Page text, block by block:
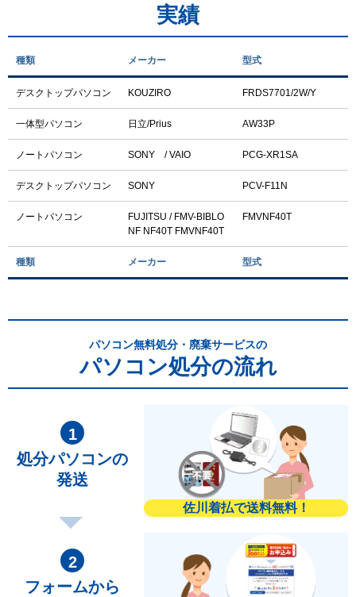
実績
種類 メーカー 型式
デスクトップパソコン KOUZIRO FRDS7701/2W/Y
一体型パソコン 日立/Prius AW33P
ノートパソコン SONY / VAIO PCG-XR1SA
デスクトップパソコン SONY PCV-F11N
ノートパソコン
FUJITSU / FMV-BIBLO
NF NF40T FMVNF40T
FMVNF40T
種類 メーカー 型式
パソコン無料処分・廃棄サービスの
パソコン処分の流れ
処分パソコンの
発送
佐川着払で送料無料！
フォームから